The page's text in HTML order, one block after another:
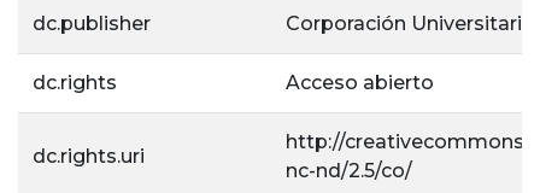
dc.publisher Corporación Universitaria
dc.rights Acceso abierto
dc.rights.uri
http://
nc-nd/2.5/co/